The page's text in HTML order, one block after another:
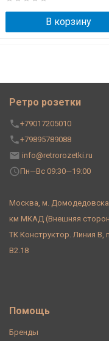
В корзину
Ретро розетки
+79017205010
+79895789088
info@retrorozetki.ru
Пн—Вс 09:30—19:00
Москва, м.
км МКАД (Внешняя
ТК Конструктор. Линия В,
В2.18
Помощь
Бренды